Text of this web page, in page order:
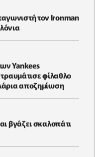
τον Ironman
Yankees
τραυμάτισε φίλαθλο
αποζημίωση
βγάζει σκαλοπάτι